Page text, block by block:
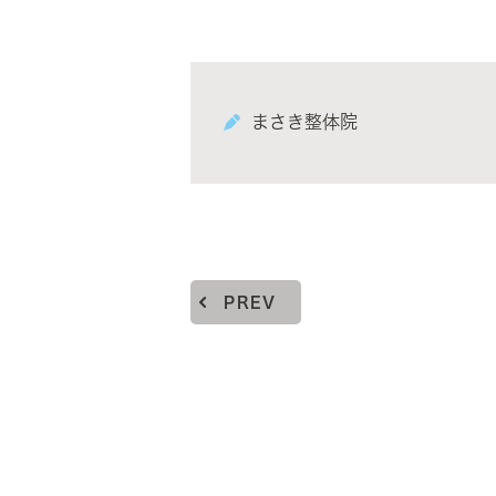
まさき整体院
PREV